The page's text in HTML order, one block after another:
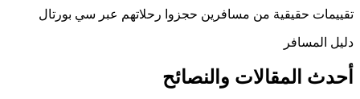
تقييمات حقيقية من مسافرين حجزوا رحلاتهم عبر سي بورتال
دليل المسافر
أحدث المقالات والنصائح